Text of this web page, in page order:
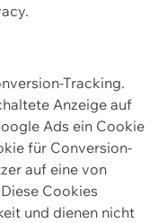
Tracking.
Anzeige auf
Ads ein Cookie
für Conversion-
auf eine von
Cookies
und dienen nicht